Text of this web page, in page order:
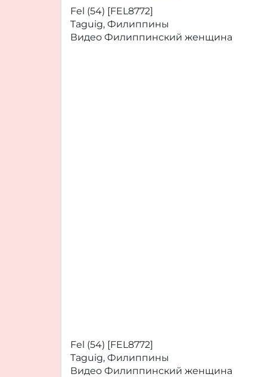
Fel (54) [FEL8772]
Taguig, Филиппины
Видео Филиппинский женщина
Fel (54) [FEL8772]
Taguig, Филиппины
Видео Филиппинский женщина